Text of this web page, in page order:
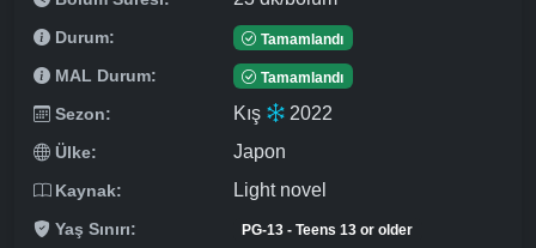
Durum: Tamamlandı
MAL Durum: Tamamlandı
Sezon: Kış 2022
Ülke: Japon
Kaynak: Light novel
Yaş Sınırı: PG-13 - Teens 13 or older